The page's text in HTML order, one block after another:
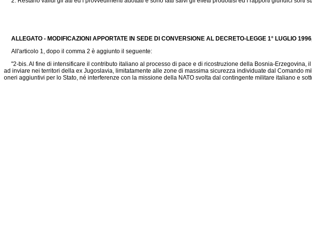
ALLEGATO - MODIFICAZIONI APPORTATE IN SEDE DI CONVERSIONE AL DECRETO-LEGGE 1° LUGLIO
All'articolo 1, dopo il comma 2 è aggiunto il seguente:
"2-bis. Al fine di intensificare il contributo italiano al processo di pace e di ricostruzione della Bosnia-Erzegovina,
ad inviare nei territori della ex Jugoslavia, limitatamente alle zone di massima sicurezza individuate dal Comando
oneri aggiuntivi per lo Stato, né interferenze con la missione della NATO svolta dal contingente militare italiano e